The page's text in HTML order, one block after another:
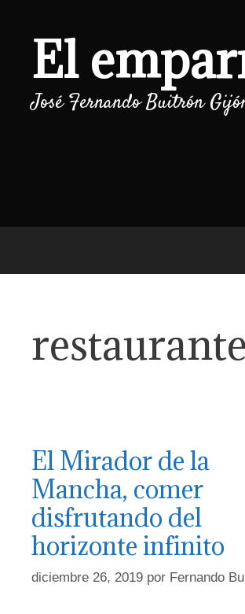
contenido
El
José Fernando Buitrón
El Mirador de la
Mancha, comer
disfrutando del
horizonte infinito
diciembre 26, 2019 por Fernando